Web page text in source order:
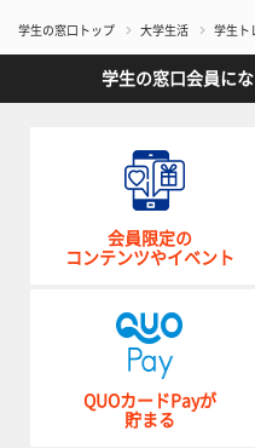
学生の窓口トップ 大学生活 学生ト
学生の窓口会員に
会員限定の
コンテンツやイベント
QUOカードPayが
貯まる